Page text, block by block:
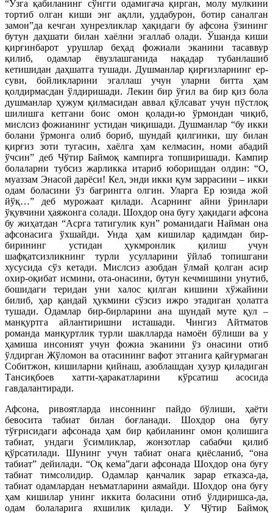
“Ўзга қабиланинг сўнгги одамигача қирган, молу мулкини
тортиб олган киши энг ақлли, уддабурон, ботир саналган
замон”да кечган хунрезликлар ҳақидаги бу афсона ўзининг
бутун даҳшати билан хаёлни эгаллаб олади. Ўшанда киши
қирғинбарот урушлар беҳад фожиали эканини тасаввур
қилиб, одамлар ёвузлашганида нақадар тубанлашиб
кетишидан даҳшатга тушади. Душманлар қирғизларнинг ер-
суви, бойликларини эгаллаш учун уларни битта ҳам
қолдирмасдан ўлдиришади. Лекин бир ўғил ва бир қиз бола
душманлар ҳужум қилмасидан аввал қўлсават учун пўстлоқ
шилишга кетгани боис омон қолади-ю ўрмондан чиқиб,
мислсиз фожианинг устидан чиқишади. Душманлар “бу икки
болани ўрмонга олиб бориб, шундай қилгинки, шу билан
қирғиз зоти тугасин, хаёлга ҳам келмасин, номи абадий
ўчсин” деб Чўтир Баймоқ кампирга топширишади. Кампир
болаларни тубсиз жарликка итариб юборишдан олдин: “О,
муаззам Энасой дарёси! Кел, энди икки қум заррасини – икки
одам боласини ўз бағрингга олгин. Уларга Ер юзида жой
йўқ…” деб мурожаат қилади. Асарнинг айни ўринлари
ўқувчини ҳаяжонга солади. Шохдор она буғу ҳақидаги афсона
бу жиҳатдан “Асрга татигулик кун” романидаги Найман она
афсонасига ўхшайди. Унда ҳам кишилар қадимдан бир-
бирининг устидан ҳукмронлик қилиш учун
шафқатсизликнинг турли усулларини ўйлаб топишгани
хусусида сўз кетади. Мислсиз азобдан ўлмай қолган асир
охир-оқибат исмини, ота-онасини, бутун кечмишини унутиб,
бошидаги теридан уни халос қилган кишини хўжайини
билиб, ҳар қандай ҳукмини сўзсиз ижро этадиган ҳолатга
тушади. Одамлар бир-бирларини ана шундай муте қул –
манқуртга айлантиришни исташади. Чингиз Айтматов
романда манқуртлик турли шаклларда намоён бўлиши ва у
ҳамиша инсоният учун фожиа эканини ўз онасини отиб
ўлдирган Жўломон ва отасининг вафот этганига қайғурмаган
Собитжон, кишиларни қийнаш, азоблашдан ҳузур қиладиган
Тансиқбоев хатти-ҳаракатларини кўрсатиш асосида
гавдалантиради.
Афсона, ривоятларда инсоннинг пайдо бўлиши, ҳаёти
бевосита табиат билан боғланади. Шохдор она буғу
тўғрисидаги афсонада ҳам бир қабиланинг омон қолишига
табиат, ундаги ўсимликлар, жонзотлар сабабчи қилиб
қўрсатилади. Шунинг учун табиат онага қиёсланиб, “она
табиат” дейилади. “Оқ кема”даги афсонада Шохдор она буғу
табиат тимсолидир. Одамлар қанчалик зарар етказса-да,
табиат одамлардан неъматларини аямайди. Шохдор она буғу
ҳам кишилар унинг иккита боласини отиб ўлдиришса-да,
одам болаларига яхшилик қилади. У Чўтир Баймоқ